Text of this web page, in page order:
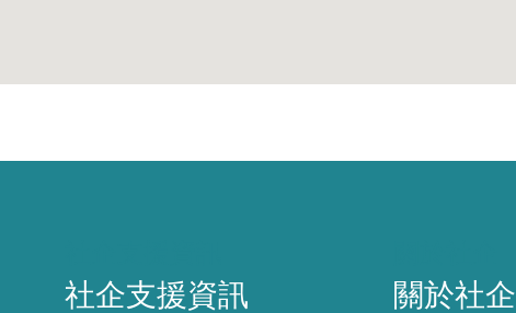
社企支援資訊 關於社企